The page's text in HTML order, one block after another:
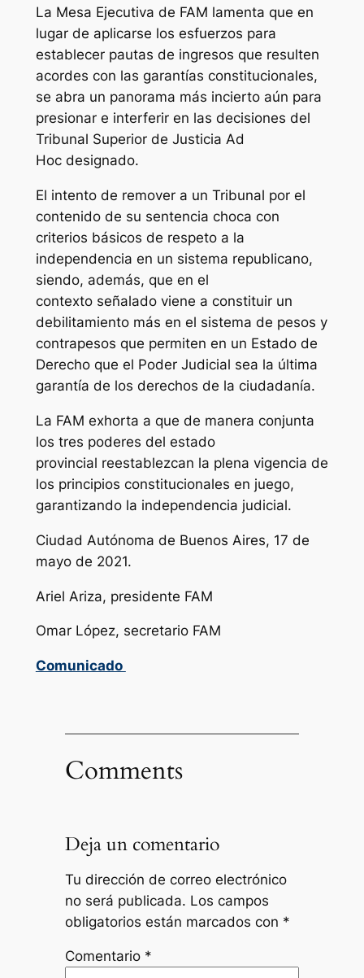
La Mesa Ejecutiva de FAM lamenta que en
lugar de aplicarse los esfuerzos para
establecer pautas de ingresos que resulten
acordes con las garantías constitucionales,
se abra un panorama más incierto aún para
presionar e interferir en las decisiones del
Tribunal Superior de Justicia Ad
Hoc designado.
El intento de remover a un Tribunal por el
contenido de su sentencia choca con
criterios básicos de respeto a la
independencia en un sistema republicano,
siendo, además, que en el
contexto señalado viene a constituir un
debilitamiento más en el sistema de pesos y
contrapesos que permiten en un Estado de
Derecho que el Poder Judicial sea la última
garantía de los derechos de la ciudadanía.
La FAM exhorta a que de manera conjunta
los tres poderes del estado
provincial reestablezcan la plena vigencia de
los principios constitucionales en juego,
garantizando la independencia judicial.
Ciudad Autónoma de Buenos Aires, 17 de
mayo de 2021.
Ariel Ariza, presidente FAM
Omar López, secretario FAM
Comunicado
Comments
Deja un comentario
Tu dirección de correo electrónico
no será publicada. Los campos
obligatorios están marcados con *
Comentario *